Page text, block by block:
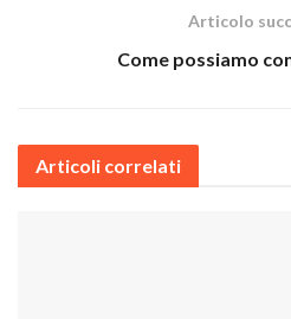
Articolo
Come possiamo
Articoli correlati